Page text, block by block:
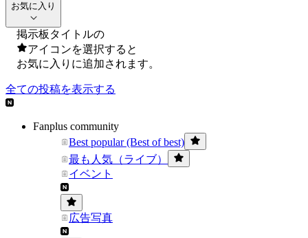
お気に入り
掲示板タイトルの
アイコンを選択すると
お気に入りに追加されます。
全ての投稿を表示する
Fanplus community
Best popular (Best of best)
最も人気（ライブ）
イベント
広告写真